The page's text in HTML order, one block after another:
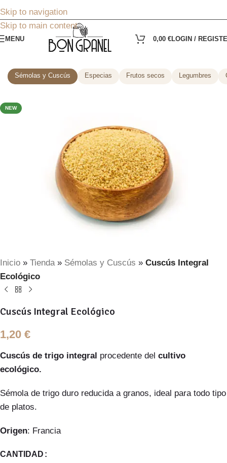
Skip to navigation
Skip to main content
MENU 0,00 €LOGIN /
Sémolas y Cuscús Especias Frutos secos Legumbres
NEW
Inicio » Tienda» Sémolas y Cuscús » Cuscús Integral
Ecológico
Cuscús Integral Ecológico
1,20 €
Cuscús de trigo integral procedente del cultivo
ecológico.
Sémola de trigo duro reducida a granos, ideal para todo tipo
de platos.
Origen: Francia
CANTIDAD